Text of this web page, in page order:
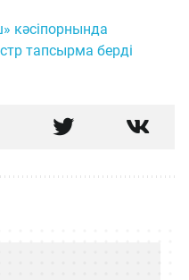
кәсіпорнында
тапсырма берді